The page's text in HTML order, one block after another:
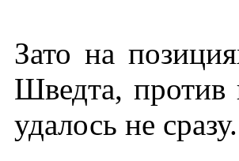
Зато на
Шведта, против
удалось не сразу.